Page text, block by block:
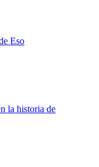
Eso
la historia de